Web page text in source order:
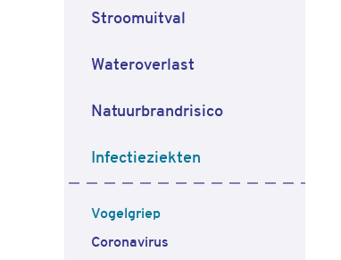
Stroomuitval
Wateroverlast
Natuurbrandrisico
Infectieziekten
Vogelgriep
Coronavirus